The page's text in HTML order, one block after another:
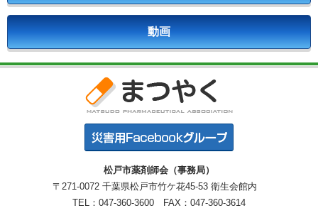
動画
松戸市薬剤師会（事務局）
〒271-0072 千葉県松戸市竹ケ花45-53 衛生会館内
TEL：047-360-3600 FAX：047-360-3614